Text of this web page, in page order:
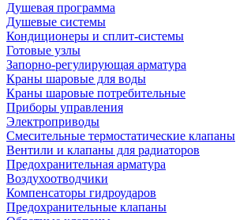
Душевая программа
Душевые системы
Кондиционеры и сплит-системы
Готовые узлы
Запорно-регулирующая арматура
Краны шаровые для воды
Краны шаровые потребительные
Приборы управления
Электроприводы
Смесительные термостатические клапаны
Вентили и клапаны для радиаторов
Предохранительная арматура
Воздухоотводчики
Компенсаторы гидроударов
Предохранительные клапаны